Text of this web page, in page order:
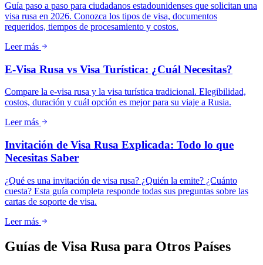
Guía paso a paso para ciudadanos estadounidenses que solicitan una
visa rusa en 2026. Conozca los tipos de visa, documentos
requeridos, tiempos de procesamiento y costos.
Leer más
E-Visa Rusa vs Visa Turística: ¿Cuál Necesitas?
Compare la e-visa rusa y la visa turística tradicional. Elegibilidad,
costos, duración y cuál opción es mejor para su viaje a Rusia.
Leer más
Invitación de Visa Rusa Explicada: Todo lo que
Necesitas Saber
¿Qué es una invitación de visa rusa? ¿Quién la emite? ¿Cuánto
cuesta? Esta guía completa responde todas sus preguntas sobre las
cartas de soporte de visa.
Leer más
Guías de Visa Rusa para Otros Países